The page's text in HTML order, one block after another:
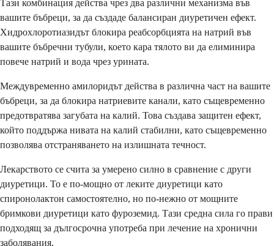
Тази комбинация действа чрез два различни механизма във
вашите бъбреци, за да създаде балансиран диуретичен ефект.
Хидрохлоротиазидът блокира реабсорбцията на натрий във
вашите бъбречни тубули, което кара тялото ви да елиминира
повече натрий и вода чрез урината.
Междувременно амилоридът действа в различна част на вашите
бъбреци, за да блокира натриевите канали, като същевременно
предотвратява загубата на калий. Това създава защитен ефект,
който поддържа нивата на калий стабилни, като същевременно
позволява отстраняването на излишната течност.
Лекарството се счита за умерено силно в сравнение с други
диуретици. То е по-мощно от леките диуретици като
спиронолактон самостоятелно, но по-нежно от мощните
бримкови диуретици като фуроземид. Тази средна сила го прави
подходящ за дългосрочна употреба при лечение на хронични
заболявания.